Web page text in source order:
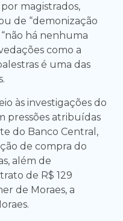
magistrados,
de “demonização
há nenhuma
como a
é uma das
às investigações do
pressões atribuídas
do Banco Central,
de compra do
além de
de R$ 129
de Moraes, a